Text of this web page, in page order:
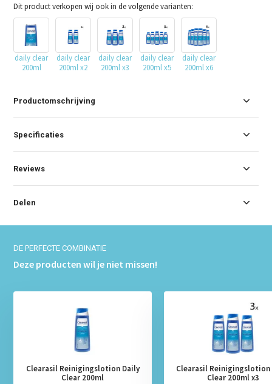
Dit product verkopen wij ook in de volgende varianten:
daily clear
200ml
daily clear
200ml x2
daily clear
200ml x3
daily clear
200ml x5
daily clear
200ml x6
Productomschrijving
Specificaties
Reviews
Delen
DE PERFECTE COMBINATIE
Deze producten wil je niet missen!
Clearasil Reinigingslotion Daily
Clear 200ml
Clearasil Reinigingslotion
Clear 200ml x3